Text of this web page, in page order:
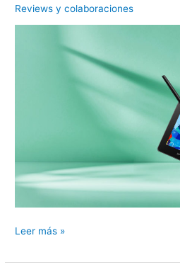
Concept
Reviews y colaboraciones
Tableta
Pen
Leer más »